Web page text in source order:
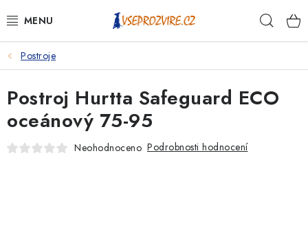
na
PSI
KOČKY
KONĚ
Postroje
Postroj Hurtta Safeguard ECO
oceánový 75-95
Neohodnoceno Podrobnosti hodnocení